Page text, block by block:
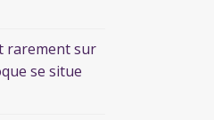
rarement sur
se situe